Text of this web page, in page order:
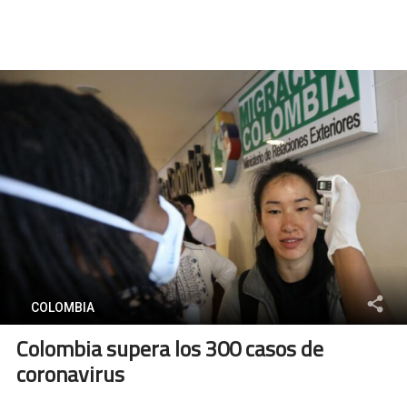
COLOMBIA
Colombia supera los 300 casos de
coronavirus